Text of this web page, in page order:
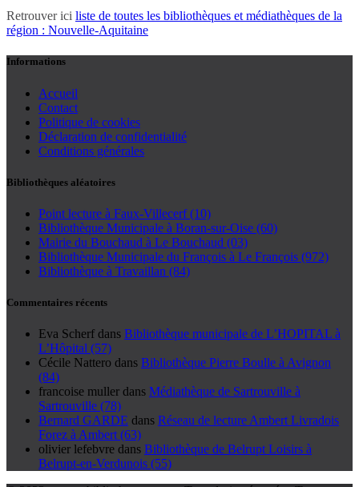
Retrouver ici liste de toutes les bibliothèques et médiathèques de la
région : Nouvelle-Aquitaine
Informations
Accueil
Contact
Politique de cookies
Déclaration de confidentialité
Conditions générales
Bibliothèques aléatoires
Point lecture à Faux-Villecerf (10)
Bibliothèque Municipale à Boran-sur-Oise (60)
Mairie du Bouchaud à Le Bouchaud (03)
Bibliothèque Municipale du François à Le François (972)
Bibliothèque à Travaillan (84)
Commentaires récents
Eva Scherf dans Bibliothèque municipale de L’HOPITAL à
L’Hôpital (57)
Cécile Nattero dans Bibliothèque Pierre Boulle à Avignon
(84)
francoise muller dans Médiathèque de Sartrouville à
Sartrouville (78)
Bernard GARDE dans Réseau de lecture Ambert Livradois
Forez à Ambert (63)
olivier lefebvre dans Bibliothèque de Belrupt Loisirs à
Belrupt-en-Verdunois (55)